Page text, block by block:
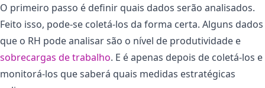
O primeiro passo é definir quais dados serão analisados.
Feito isso, pode-se coletá-los da forma certa. Alguns dados
que o RH pode analisar são o nível de produtividade e
sobrecargas de trabalho. E é apenas depois de coletá-los e
monitorá-los que saberá quais medidas estratégicas